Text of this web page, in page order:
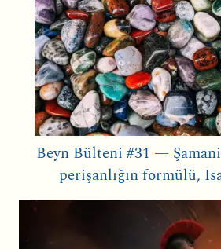
Beyn Bülteni #31 —
perişanlığın formülü,